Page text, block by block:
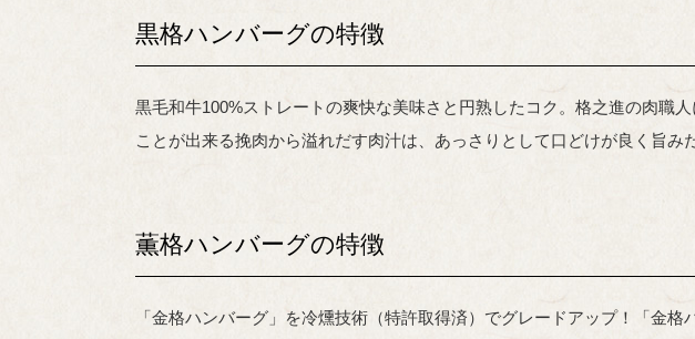
黒格ハンバーグの特徴
黒毛和牛100%ストレートの爽快な美味さと円熟したコク。格之進の肉職
ことが出来る挽肉から溢れだす肉汁は、あっさりとして口どけが良く旨み
薫格ハンバーグの特徴
「金格ハンバーグ」を冷燻技術（特許取得済）でグレードアップ！「金